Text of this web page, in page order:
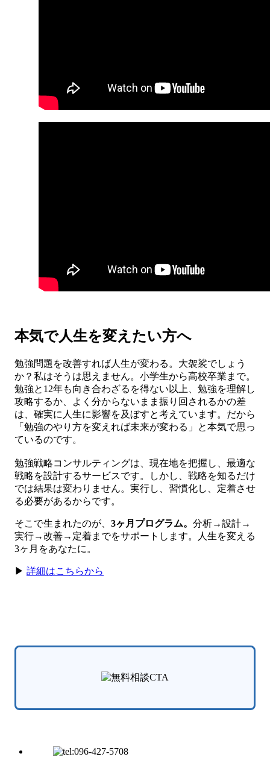
本気で人生を変えたい方へ
勉強問題を改善すれば人生が変わる。大袈裟でしょう
か？私はそうは思えません。小学生から高校卒業まで。
勉強と12年も向き合わざるを得ない以上、勉強を理解し
攻略するか、よく分からないまま振り回されるかの差
は、確実に人生に影響を及ぼすと考えています。だから
「勉強のやり方を変えれば未来が変わる」と本気で思っ
ているのです。
勉強戦略コンサルティングは、現在地を把握し、最適な
戦略を設計するサービスです。しかし、戦略を知るだけ
では結果は変わりません。実行し、習慣化し、定着させ
る必要があるからです。
そこで生まれたのが、 3ヶ月プログラム。 分析→設計→
実行→改善→定着までをサポートします。人生を変える
3ヶ月をあなたに。
▶ 詳細はこちらから